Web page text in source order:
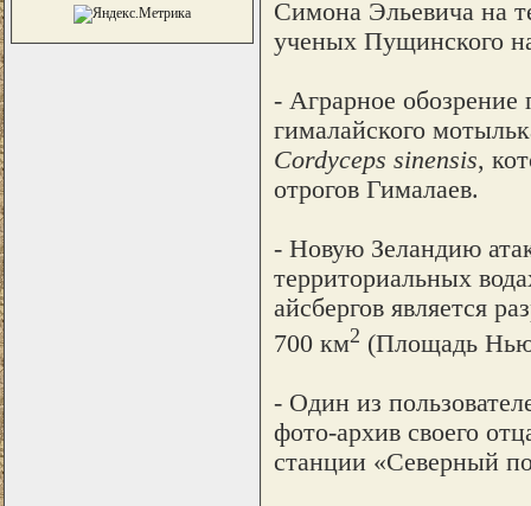
Симона Эльевича на
ученых Пущинского
- Аграрное обозрение
гималайского
Cordyceps sinensis,
отрогов Гималаев.
- Новую Зеландию
территориальных
айсбергов является
700 км2 (Площадь
- Один из
фото-архив своего
станции «Северный